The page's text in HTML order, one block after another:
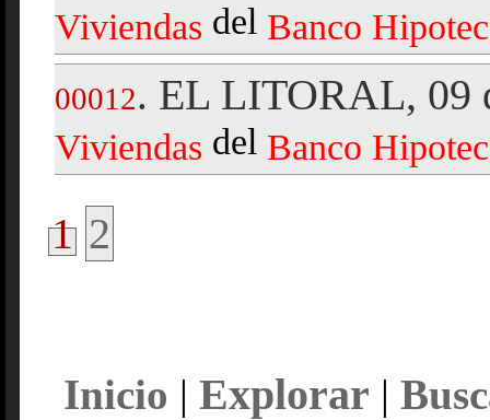
Viviendas del Banco
00012. EL LITORAL, 09
Viviendas del Banco
1 2
Inicio | Explorar |